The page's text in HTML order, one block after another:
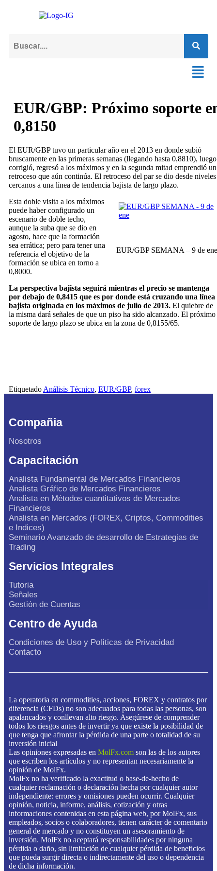
EUR/GBP: Próximo soporte
0,8150
El EUR/GBP tuvo un particular año en el 2013 en donde subió
bruscamente en las primeras semanas (llegando hasta 0,8810), luego
corrigió, regresó a los máximos y en la segunda mitad emprendió un
retroceso que aún continúa. El retroceso del par se dio desde niveles
cercanos a una línea de tendencia bajista de largo plazo.
EUR/GBP SEMANA – 9 de ene
Esta doble visita a los máximos
puede haber configurado un
escenario de doble techo,
aunque la suba que se dio en
agosto, hace que la formación
sea errática; pero para tener una
referencia el objetivo de la
formación se ubica en torno a
0,8000.
La perspectiva bajista seguirá mientras el precio se mantenga
por debajo de 0,8415 que es por donde está cruzando una línea
bajista originada en los máximos de julio de 2013. El quiebre de
la misma dará señales de que un piso ha sido alcanzado. El próximo
soporte de largo plazo se ubica en la zona de 0,8155/65.
Etiquetado Análisis Técnico, EUR/GBP, forex
Compañia
Nosotros
Capacitación
Analista Fundamental de Mercados Financieros
Analista Gráfico de Mercados Financieros
Analista en Métodos cuantitativos de Mercados
Financieros
Analista en Mercados (FOREX, Criptos, Commodities
e Indices)
Seminario Avanzado de desarrollo de Estrategias de
Trading
Servicios Integrales
Tutoria
Señales
Gestión de Cuentas
Centro de Ayuda
Condiciones de Uso y Políticas de Privacidad
Contacto
La operatoria en commodities, acciones, FOREX y contratos por
diferencia (CFDs) no son adecuados para todas las personas, son
apalancados y conllevan alto riesgo. Asegúrese de comprender
todos los riesgos antes de invertir ya que existe la posibilidad de
que tenga que afrontar la pérdida de una parte o totalidad de su
inversión inicial
Las opiniones expresadas en MolFx.com son las de los autores
que escriben los artículos y no representan necesariamente la
opinión de MolFx.
MolFx no ha verificado la exactitud o base-de-hecho de
cualquier reclamación o declaración hecha por cualquier autor
independiente: errores y omisiones pueden ocurrir. Cualquier
opinión, noticia, informe, análisis, cotización y otras
informaciones contenidas en esta página web, por MolFx, sus
empleados, socios o colaboradores, tienen carácter de comentario
general de mercado y no constituyen un asesoramiento de
inversión. MolFx no aceptará responsabilidades por ninguna
pérdida o daño, sin limitación de cualquier pérdida de beneficios
que pueda surgir directa o indirectamente del uso o dependencia
de dicha información.